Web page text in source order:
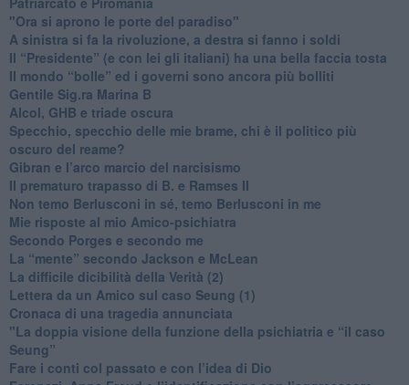
"Ora si aprono le porte del paradiso"
​A sinistra si fa la rivoluzione, a destra si fanno i soldi
​Il “Presidente” (e con lei gli italiani) ha una bella faccia tosta
​Il mondo “bolle” ed i governi sono ancora più bolliti
​Gentile Sig.ra Marina B
​Alcol, GHB e triade oscura
​Specchio, specchio delle mie brame, chi è il politico più
oscuro del reame?
​Gibran e l’arco marcio del narcisismo
​Il prematuro trapasso di B. e Ramses II
​Non temo Berlusconi in sé, temo Berlusconi in me
​Mie risposte al mio Amico-psichiatra
​Secondo Porges e secondo me
​La “mente” secondo Jackson e McLean
La difficile dicibilità della Verità (2)
​Lettera da un Amico sul caso Seung (1)
​Cronaca di una tragedia annunciata
"​La doppia visione della funzione della psichiatria e “il caso
Seung”
​Fare i conti col passato e con l’idea di Dio